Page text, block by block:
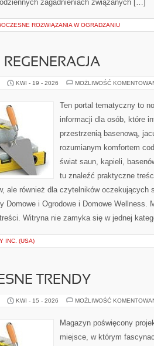
zagadnieniach związanych […]
ROZWIĄZANIA W OGRADZANIU
KWI - 19 - 2026 MOŻLIWOŚĆ
Ten portal tematyczny to
informacji dla osób, które
przestrzenią basenową,
rozumianym komfortem
świat saun, kąpieli,
tu znaleźć praktyczne
ale również dla czytelników oczekujących
Domowe i Ogrodowe i Domowe Wellness.
Witryna nie zamyka się w jednej
INC. (USA)
TRENDY
KWI - 15 - 2026 MOŻLIWOŚĆ
Magazyn poświęcony
miejsce, w którym